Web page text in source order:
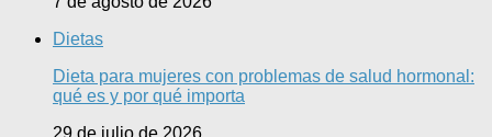
Dietas
Dieta para mujeres con problemas de salud hormonal:
qué es y por qué importa